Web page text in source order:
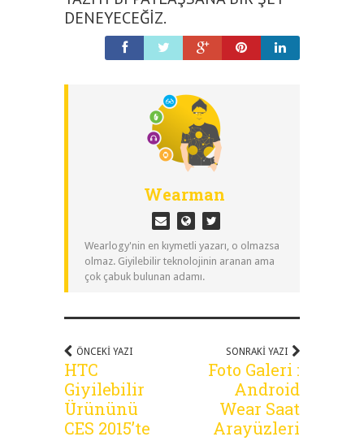
DENEYECEĞIZ.
Wearman
Wearlogy'nin en kıymetli yazarı, o olmazsa
olmaz. Giyilebilir teknolojinin aranan ama
çok çabuk bulunan adamı.
ÖNCEKI YAZI
HTC
Giyilebilir
Ürününü
CES 2015’te
SONRAKI YAZI
Foto Galeri :
Android
Wear Saat
Arayüzleri